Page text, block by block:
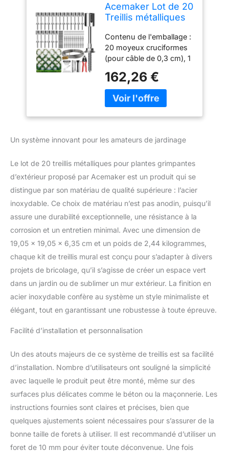
Acemaker Lot de 20
Treillis métalliques
grimpantes
d'extérieur, kit de
Treillis Mural avec
câble en Acier
Inoxydable de 0,3
cm x 29,9 m,
système d'espalier
T316 pour projets
Contenu de l'emballage :
20 moyeux cruciformes
(pour câble de 0,3 cm), 1
métallique de 240 x 0,3
cm, 20 chevilles
d'expansion en
pour plantes, 1 foret de
clé polyvalente, 1 manuel
d'instructions (français
non garanti), calculatrice
incluse Améliore la santé
des plantes : après
l'installation, il y a un
écart de 5,1 cm par
rapport au mur qui
empêche efficacement
l'accumulation
d'humidité et améliore la
circulation de l'air. Le
câble en acier inoxydable
esthétique et une bonne
grimpent Dispositions
flexibles et design facile :
notre calculatrice de
système de treillis génère
instantanément des
croquis de mise en page,
ce qui facilite la création
de motifs de diamant ou
de grille. Les kits de
162,26 €
Un système innovant pour les amateurs de jardinage
Le lot de 20 treillis métalliques pour plantes grimpantes
d’extérieur proposé par Acemaker est un produit qui se
distingue par son matériau de qualité supérieure : l’acier
inoxydable. Ce choix de matériau n’est pas anodin, puisqu’il
assure une durabilité exceptionnelle, une résistance à la
corrosion et un entretien minimal. Avec une dimension de
19,05 x 19,05 x 6,35 cm et un poids de 2,44 kilogrammes,
chaque kit de treillis mural est conçu pour s’adapter à divers
projets de bricolage, qu’il s’agisse de créer un espace vert
dans un jardin ou de sublimer un mur extérieur. La finition en
acier inoxydable confère au système un style minimaliste et
élégant, tout en garantissant une robustesse à toute épreuve.
Facilité d’installation et personnalisation
Un des atouts majeurs de ce système de treillis est sa facilité
d’installation. Nombre d’utilisateurs ont souligné la simplicité
avec laquelle le produit peut être monté, même sur des
surfaces plus délicates comme le béton ou la maçonnerie. Les
instructions fournies sont claires et précises, bien que
quelques ajustements soient nécessaires pour s’assurer de la
bonne taille de forets à utiliser. Il est recommandé d’utiliser un
foret de 10 mm pour éviter toute déconvenue. Une fois